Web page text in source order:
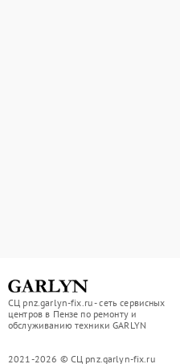
СЦ pnz.garlyn-fix.ru - сеть сервисных
центров в Пензе по ремонту и
обслуживанию техники GARLYN
2021-2026 © СЦ pnz.garlyn-fix.ru